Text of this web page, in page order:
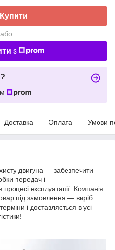
Купити
або
з
Доставка Оплата Умови
двигуна — забезпечити
передач і
експлуатації. Компанія
під замовлення — виріб
і доставляється в усі